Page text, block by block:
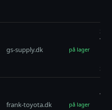
gs-supply.dk på lager
Stk.)
frank-toyota.dk på lager